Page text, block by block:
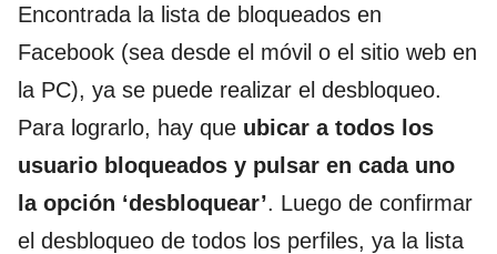
Encontrada la lista de bloqueados en
Facebook (sea desde el móvil o el sitio web en
la PC), ya se puede realizar el desbloqueo.
Para lograrlo, hay que ubicar a todos los
usuario bloqueados y pulsar en cada uno
la opción ‘desbloquear’. Luego de confirmar
el desbloqueo de todos los perfiles, ya la lista